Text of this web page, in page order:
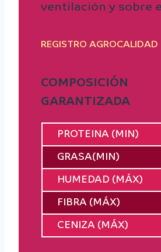
ventilación y sobre
REGISTRO
COMPOSICIÓN
GARANTIZADA
PROTEINA (MIN)
GRASA(MIN)
HUMEDAD (MÁX)
FIBRA (MÁX)
CENIZA (MÁX)